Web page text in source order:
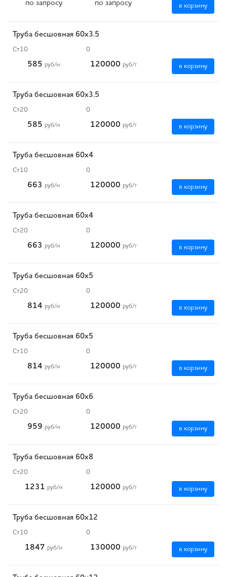
по запросу по запросу в корзину
Труба бесшовная 60х3.5
Ст10 0
585 руб/м 120000 руб/т в корзину
Труба бесшовная 60х3.5
Ст20 0
585 руб/м 120000 руб/т в корзину
Труба бесшовная 60х4
Ст10 0
663 руб/м 120000 руб/т в корзину
Труба бесшовная 60х4
Ст20 0
663 руб/м 120000 руб/т в корзину
Труба бесшовная 60х5
Ст20 0
814 руб/м 120000 руб/т в корзину
Труба бесшовная 60х5
Ст10 0
814 руб/м 120000 руб/т в корзину
Труба бесшовная 60х6
Ст20 0
959 руб/м 120000 руб/т в корзину
Труба бесшовная 60х8
Ст20 0
1231 руб/м 120000 руб/т в корзину
Труба бесшовная 60х12
Ст10 0
1847 руб/м 130000 руб/т в корзину